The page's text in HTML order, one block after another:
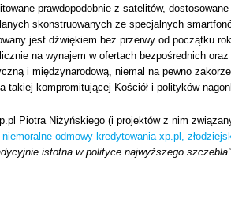
prawdopodobnie z satelitów,
skonstruowanych ze specjalnych
jest dźwiękiem bez przerwy od początku
na wynajem w ofertach bezpośrednich
i międzynarodową, niemal na pewno
kompromitującej Kościół i polityków
Piotra Niżyńskiego (i projektów z nim
niemoralne odmowy kredytowania xp.pl,
istotna w polityce najwyższego szczebla"